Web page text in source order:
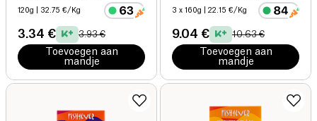
120g | 32.75 €/Kg
3.34 € 3.93 €
Toevoegen aan
mandje
3 x 160g | 22.15 €/Kg
9.04 € 10.63 €
Toevoegen aan
mandje